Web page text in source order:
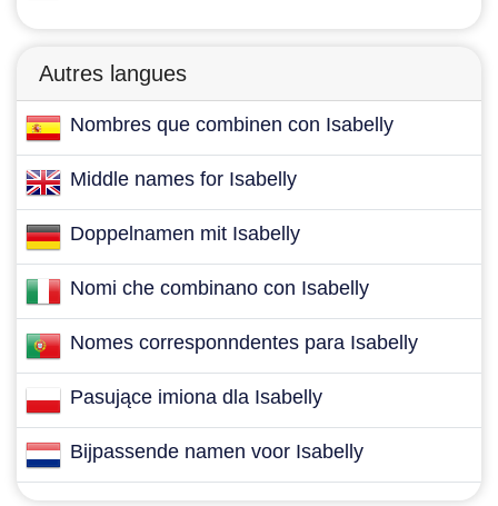
Autres langues
Nombres que combinen con Isabelly
Middle names for Isabelly
Doppelnamen mit Isabelly
Nomi che combinano con Isabelly
Nomes corresponndentes para Isabelly
Pasujące imiona dla Isabelly
Bijpassende namen voor Isabelly